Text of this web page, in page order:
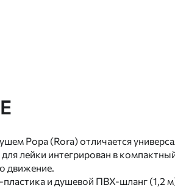
Рора (Rora) отличается
лейки интегрирован в
движение.
пластика и душевой ПВХ-шланг (1,2